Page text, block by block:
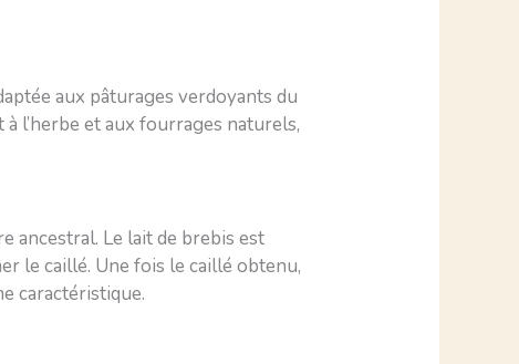
aux pâturages verdoyants du
l’herbe et aux fourrages naturels,
ancestral. Le lait de brebis est
le caillé. Une fois le caillé obtenu,
caractéristique.